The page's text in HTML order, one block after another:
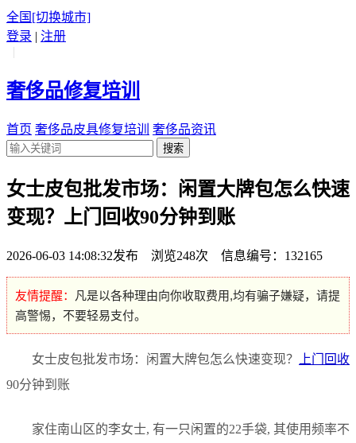
全国 [切换城市]
登录 | 注册
|
奢侈品修复培训
首页 奢侈品皮具修复培训 奢侈品资讯
搜索
女士皮包批发市场：闲置大牌包怎么快速
变现？上门回收90分钟到账
2026-06-03 14:08:32发布 浏览248次 信息编号：132165
友情提醒：
凡是以各种理由向你收取费用,均有骗子嫌疑，请提
高警惕，不要轻易支付。
女士皮包批发市场：闲置大牌包怎么快速变现？
上门回收
90分钟到账
家住南山区的李女士, 有一只闲置的22手袋, 其使用频率不